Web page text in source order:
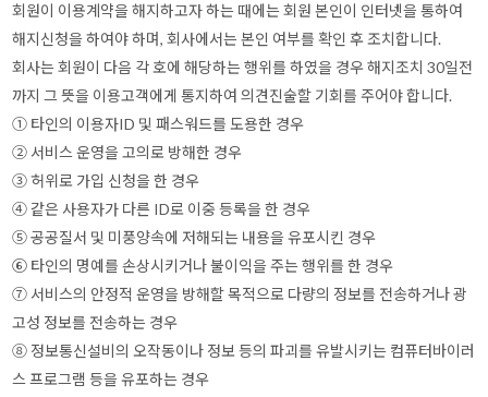
회원이 이용계약을 해지하고자 하는 때에는 회원 본인이 인터넷을 통하여
해지신청을 하여야 하며, 회사에서는 본인 여부를 확인 후 조치합니다.
회사는 회원이 다음 각 호에 해당하는 행위를 하였을 경우 해지조치 30일전
까지 그 뜻을 이용고객에게 통지하여 의견진술할 기회를 주어야 합니다.
① 타인의 이용자ID 및 패스워드를 도용한 경우
② 서비스 운영을 고의로 방해한 경우
③ 허위로 가입 신청을 한 경우
④ 같은 사용자가 다른 ID로 이중 등록을 한 경우
⑤ 공공질서 및 미풍양속에 저해되는 내용을 유포시킨 경우
⑥ 타인의 명예를 손상시키거나 불이익을 주는 행위를 한 경우
⑦ 서비스의 안정적 운영을 방해할 목적으로 다량의 정보를 전송하거나 광
고성 정보를 전송하는 경우
⑧ 정보통신설비의 오작동이나 정보 등의 파괴를 유발시키는 컴퓨터바이러
스 프로그램 등을 유포하는 경우